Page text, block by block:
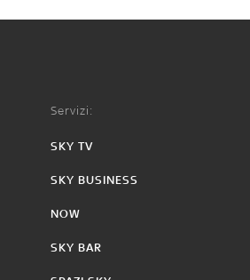
Servizi:
SKY TV
SKY BUSINESS
NOW
SKY BAR